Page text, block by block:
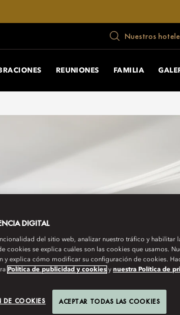
Nuestros
REUNIONES FAMILIA
DIGITAL
del sitio web, analizar nuestro tráfico y habilitar
cookies se explica cuáles son las cookies que usamos.
y explica cómo modificar su configuración de cookies.
Política de publicidad y cookies y nuestra Política de
DE COOKIES ACEPTAR TODAS LAS COOKIES